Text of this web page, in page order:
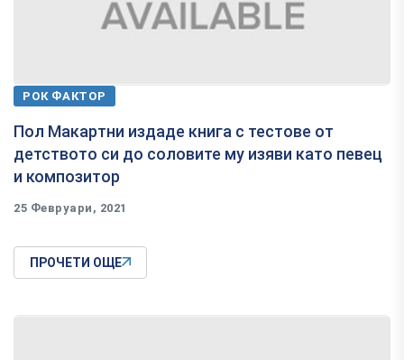
РОК ФАКТОР
Пол Макартни издаде книга с тестове от
детството си до соловите му изяви като певец
и композитор
25 Февруари, 2021
ПРОЧЕТИ ОЩЕ